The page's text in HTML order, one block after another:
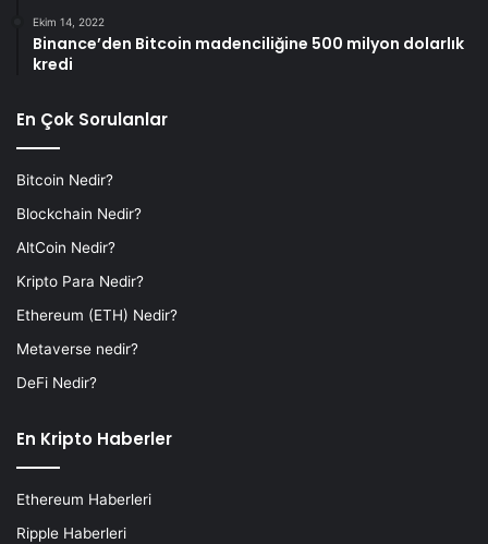
Ekim 14, 2022
Binance’den Bitcoin madenciliğine 500 milyon dolarlık
kredi
En Çok Sorulanlar
Bitcoin Nedir?
Blockchain Nedir?
AltCoin Nedir?
Kripto Para Nedir?
Ethereum (ETH) Nedir?
Metaverse nedir?
DeFi Nedir?
En Kripto Haberler
Ethereum Haberleri
Ripple Haberleri